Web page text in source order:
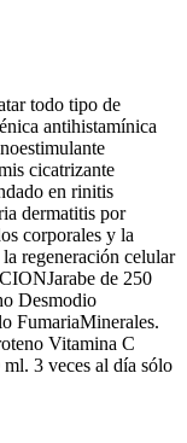
todo tipo de
antihistamínica
cicatrizante
en rinitis
dermatitis por
corporales y la
regeneración celular
de 250
Desmodio
FumariaMinerales.
Vitamina C
3 veces al día sólo